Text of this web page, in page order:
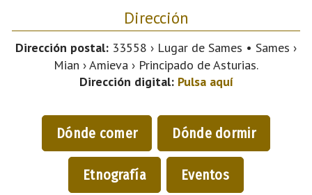
Dirección
Dirección postal: 33558 › Lugar de Sames • Sames ›
Mian › Amieva › Principado de Asturias.
Dirección digital: Pulsa aquí
Dónde comer Dónde dormir
Etnografía Eventos